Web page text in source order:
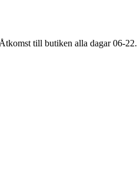
till butiken alla dagar 06-22.